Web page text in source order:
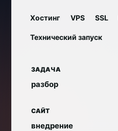
Хостинг VPS SSL
Технический запуск
ЗАДАЧА
разбор
САЙТ
внедрение